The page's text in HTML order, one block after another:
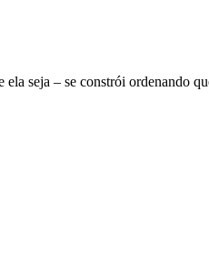
seja – se constrói ordenando